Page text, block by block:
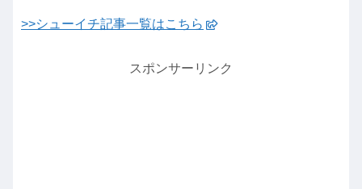
>>シューイチ記事一覧はこちら
スポンサーリンク